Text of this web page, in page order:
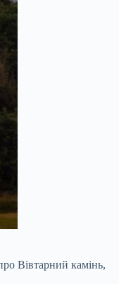
Вівтарний камінь,